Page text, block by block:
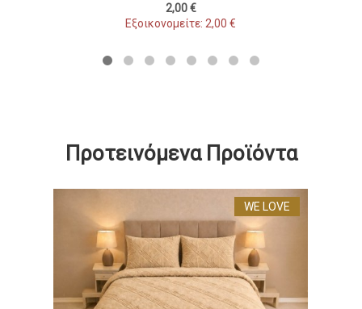
2,00 €
Εξοικονομείτε: 2,00 €
Προτεινόμενα Προϊόντα
WE LOVE